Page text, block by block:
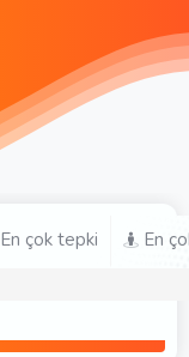
En çok tepki En